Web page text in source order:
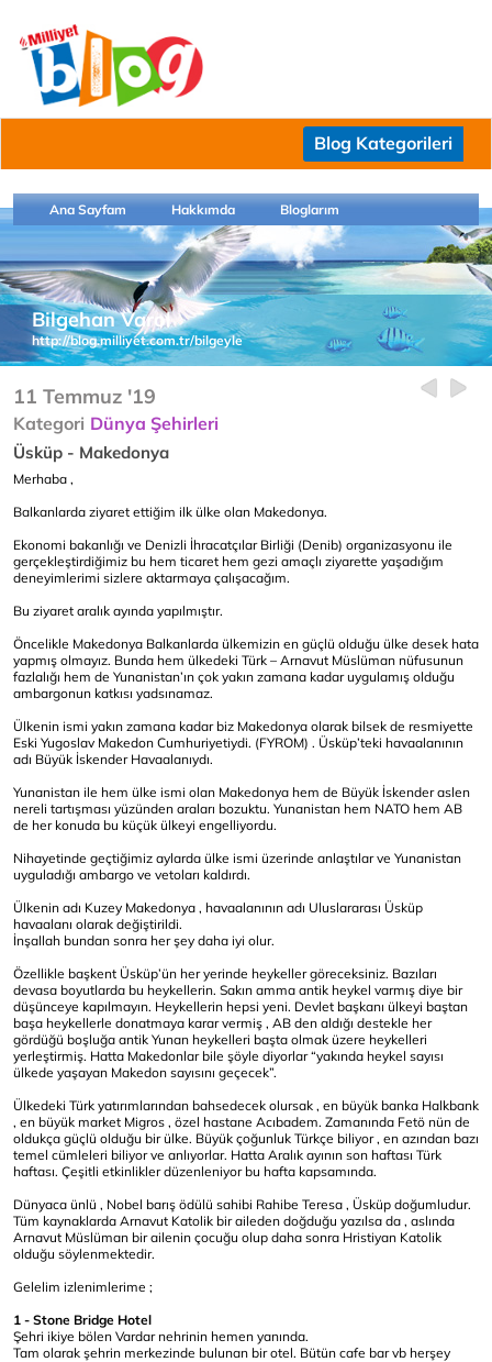
Blog Kategorileri
Ana Sayfam Hakkımda Bloglarım
Bilgehan Varol
http://blog.milliyet.com.tr/bilgeyle
11 Temmuz '19
Kategori Dünya Şehirleri
Üsküp - Makedonya
Merhaba ,
Balkanlarda ziyaret ettiğim ilk ülke olan Makedonya.
Ekonomi bakanlığı ve Denizli İhracatçılar Birliği (Denib) organizasyonu ile
gerçekleştirdiğimiz bu hem ticaret hem gezi amaçlı ziyarette yaşadığım
deneyimlerimi sizlere aktarmaya çalışacağım.
Bu ziyaret aralık ayında yapılmıştır.
Öncelikle Makedonya Balkanlarda ülkemizin en güçlü olduğu ülke desek hata
yapmış olmayız. Bunda hem ülkedeki Türk – Arnavut Müslüman nüfusunun
fazlalığı hem de Yunanistan’ın çok yakın zamana kadar uygulamış olduğu
ambargonun katkısı yadsınamaz.
Ülkenin ismi yakın zamana kadar biz Makedonya olarak bilsek de resmiyette
Eski Yugoslav Makedon Cumhuriyetiydi. (FYROM) . Üsküp’teki havaalanının
adı Büyük İskender Havaalanıydı.
Yunanistan ile hem ülke ismi olan Makedonya hem de Büyük İskender aslen
nereli tartışması yüzünden araları bozuktu. Yunanistan hem NATO hem AB
de her konuda bu küçük ülkeyi engelliyordu.
Nihayetinde geçtiğimiz aylarda ülke ismi üzerinde anlaştılar ve Yunanistan
uyguladığı ambargo ve vetoları kaldırdı.
Ülkenin adı Kuzey Makedonya , havaalanının adı Uluslararası Üsküp
havaalanı olarak değiştirildi.
İnşallah bundan sonra her şey daha iyi olur.
Özellikle başkent Üsküp’ün her yerinde heykeller göreceksiniz. Bazıları
devasa boyutlarda bu heykellerin. Sakın amma antik heykel varmış diye bir
düşünceye kapılmayın. Heykellerin hepsi yeni. Devlet başkanı ülkeyi baştan
başa heykellerle donatmaya karar vermiş , AB den aldığı destekle her
gördüğü boşluğa antik Yunan heykelleri başta olmak üzere heykelleri
yerleştirmiş. Hatta Makedonlar bile şöyle diyorlar “yakında heykel sayısı
ülkede yaşayan Makedon sayısını geçecek”.
Ülkedeki Türk yatırımlarından bahsedecek olursak , en büyük banka Halkbank
, en büyük market Migros , özel hastane Acıbadem. Zamanında Fetö nün de
oldukça güçlü olduğu bir ülke. Büyük çoğunluk Türkçe biliyor , en azından bazı
temel cümleleri biliyor ve anlıyorlar. Hatta Aralık ayının son haftası Türk
haftası. Çeşitli etkinlikler düzenleniyor bu hafta kapsamında.
Dünyaca ünlü , Nobel barış ödülü sahibi Rahibe Teresa , Üsküp doğumludur.
Tüm kaynaklarda Arnavut Katolik bir aileden doğduğu yazılsa da , aslında
Arnavut Müslüman bir ailenin çocuğu olup daha sonra Hristiyan Katolik
olduğu söylenmektedir.
Gelelim izlenimlerime ;
1 - Stone Bridge Hotel
Şehri ikiye bölen Vardar nehrinin hemen yanında.
Tam olarak şehrin merkezinde bulunan bir otel. Bütün cafe bar vb herşey